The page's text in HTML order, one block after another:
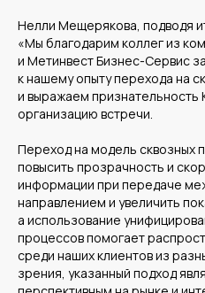
Нелли Мещерякова, подводя
«Мы благодарим коллег из
и Метинвест Бизнес-Сервис
к нашему опыту перехода на
и выражаем признательность
организацию встречи.
Переход на модель сквозных
повысить прозрачность и
информации при передаче
направлением и увеличить
а использование
процессов помогает
среди наших клиентов из
зрения, указанный подход
Компания
О нас
Кейсы
Отзывы
Карьера
Контакты
Цифровые
сервисы
сервисы
Кадровый
налоговый
Среднему бизнесу
Крупному бизнесу
Корпорациям